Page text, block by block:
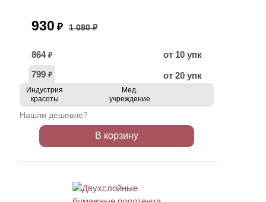
930 ₽ 1 080 ₽
864 ₽
от 10 упк
799 ₽ от 20 упк
Индустрия
красоты
Мед.
учреждение
Нашли дешевле?
В корзину